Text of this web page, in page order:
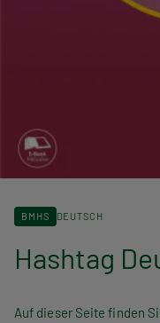
BMHS DEUTSCH
Hashtag
Auf dieser Seite finden